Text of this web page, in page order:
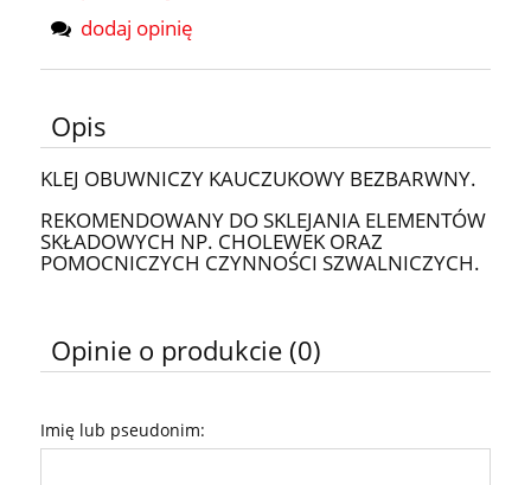
dodaj opinię
Opis
KLEJ OBUWNICZY KAUCZUKOWY BEZBARWNY.
REKOMENDOWANY DO SKLEJANIA ELEMENTÓW
SKŁADOWYCH NP. CHOLEWEK ORAZ
POMOCNICZYCH CZYNNOŚCI SZWALNICZYCH.
Opinie o produkcie (0)
Imię lub pseudonim: